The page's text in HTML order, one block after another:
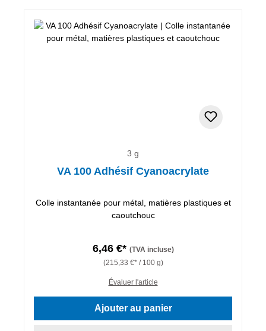
3 g
VA 100 Adhésif Cyanoacrylate
Colle instantanée pour métal, matières plastiques et
caoutchouc
6,46 €* (TVA incluse)
(215,33 €* / 100 g)
Évaluer l'article
Ajouter au panier